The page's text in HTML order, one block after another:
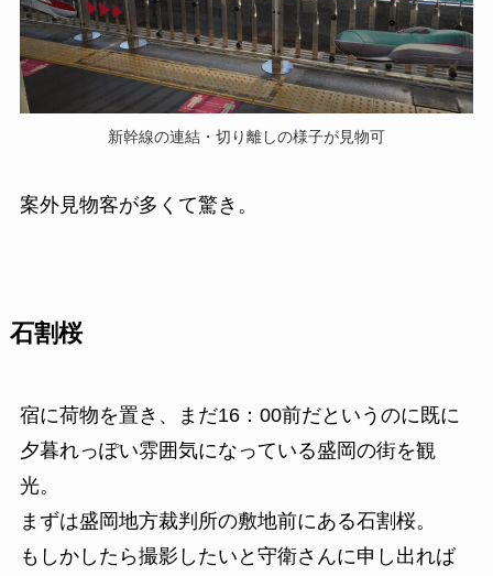
新幹線の連結・切り離しの様子が見物可
案外見物客が多くて驚き。
石割桜
宿に荷物を置き、まだ16：00前だというのに既に
夕暮れっぽい雰囲気になっている盛岡の街を観
光。
まずは盛岡地方裁判所の敷地前にある石割桜。
もしかしたら撮影したいと守衛さんに申し出れば